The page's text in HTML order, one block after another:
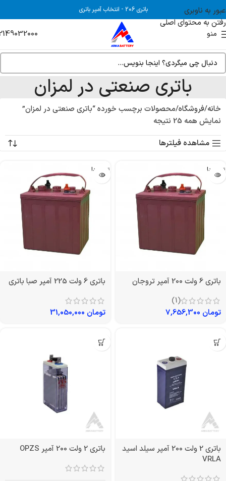
عبور به ناوبری
رفتن به محتوای اصلی
باتری 206 - انتخاب آمپر باتری
منو
باتری صنعتی در لمزان
خانه فروشگاه محصولات برچسب خورده “باتری صنعتی در لمزان”
نمایش همه 25 نتیجه
مشاهده فیلترها
تمام شد!
باتری 6 ولت 200 آمپر تروجان
(1)
تومان
تمام شد!
باتری 6 ولت 225 آمپر صبا باتری
تومان
باتری 2 ولت 200 آمپر سیلد اسید
VRLA
باتری 2 ولت 200 آمپر OPZS